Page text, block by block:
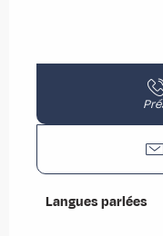
Langues parlées
Langues parlées